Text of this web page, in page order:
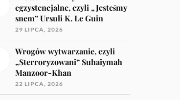
egzystencjalne, czyli „Jesteśmy
snem” Ursuli K. Le Guin
29 LIPCA, 2026
Wrogów wytwarzanie, czyli
„Sterroryzowani” Suhaiymah
Manzoor-Khan
22 LIPCA, 2026